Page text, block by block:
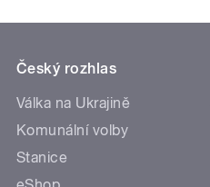
Český rozhlas
Válka na Ukrajině
Komunální volby
Stanice